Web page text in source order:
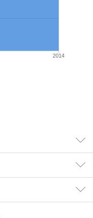
2014